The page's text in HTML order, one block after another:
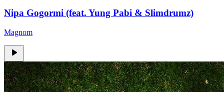
Nipa Gogormi (feat. Yung Pabi & Slimdrumz)
Magnom